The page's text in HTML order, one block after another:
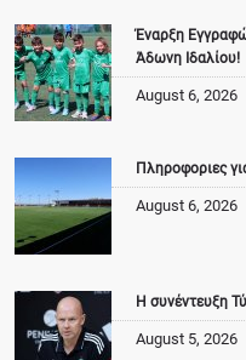
Έναρξη
Άδωνη Ιδαλίου!
August 6, 2026
Πληροφοριες
August 6, 2026
Η συνέντευξη
August 5, 2026